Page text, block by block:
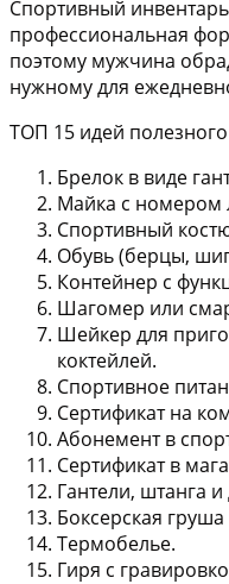
Спортивный
профессиональная
поэтому мужчина
нужному для
ТОП 15 идей
Брелок в виде
Майка с номером
Спортивный
Обувь (берцы,
Контейнер с
Шагомер или
Шейкер для
коктейлей.
Спортивное
Сертификат на
Абонемент в
Сертификат в
Гантели, штанга
Боксерская
Термобелье.
Гиря с